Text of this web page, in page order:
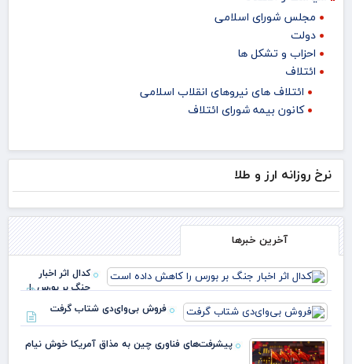
مجلس شورای اسلامی
دولت
احزاب و تشکل ها
ائتلاف
ائتلاف های نیروهای انقلاب اسلامی
کانون بیمه شورای ائتلاف
نرخ روزانه ارز و طلا
آخرین خبرها
کدال اثر اخبار
جنگ بر بورس را
کاهش داده است
فروش بی‌وای‌دی شتاب گرفت
پیشرفت‌های فناوری چین به مذاق آمریکا خوش نیام